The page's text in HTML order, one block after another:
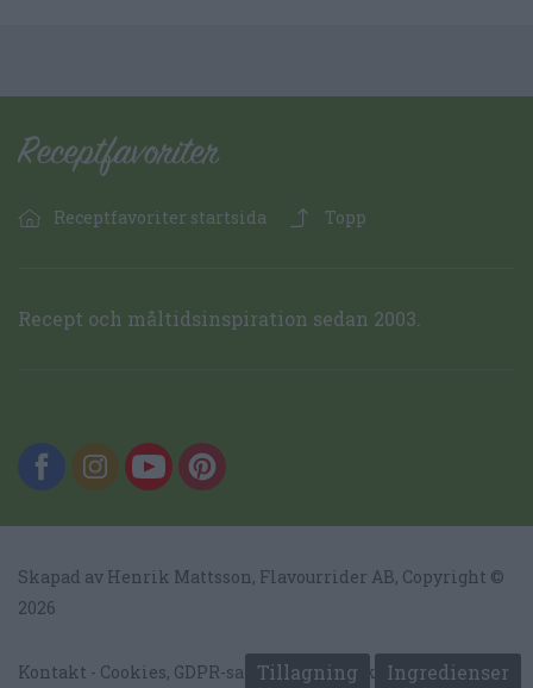
Tillagning Ingredienser
Receptfavoriter startsida Topp
Recept och måltidsinspiration sedan 2003.
Skapad av Henrik Mattsson, Flavourrider AB, Copyright ©
2026
Kontakt
Cookies, GDPR-samtycke och sekretess